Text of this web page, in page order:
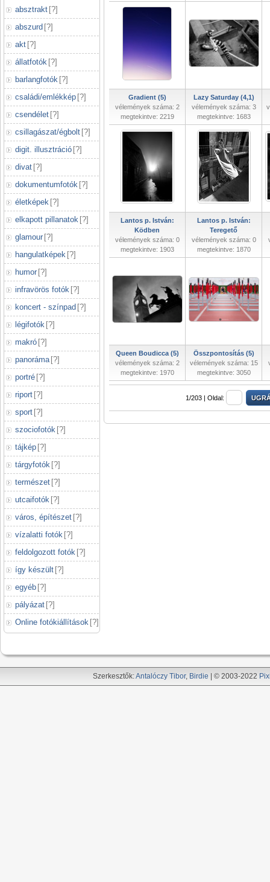
absztrakt [?]
abszurd [?]
akt [?]
állatfotók [?]
barlangfotók [?]
családi/emlékkép [?]
csendélet [?]
csillagászat/égbolt [?]
digit. illusztráció [?]
divat [?]
dokumentumfotók [?]
életképek [?]
elkapott pillanatok [?]
glamour [?]
hangulatképek [?]
humor [?]
infravörös fotók [?]
koncert - színpad [?]
légifotók [?]
makró [?]
panoráma [?]
portré [?]
riport [?]
sport [?]
szociofotók [?]
tájkép [?]
tárgyfotók [?]
természet [?]
utcaifotók [?]
város, építészet [?]
vízalatti fotók [?]
feldolgozott fotók [?]
így készült [?]
egyéb [?]
pályázat [?]
Online fotókiállítások [?]
Gradient (5)
vélemények száma: 2
megtekintve: 2219
Lazy Saturday (4,1)
vélemények száma: 3
megtekintve: 1683
Lantos p. István:
Ködben
vélemények száma: 0
megtekintve: 1903
Lantos p. István:
Teregető
vélemények száma: 0
megtekintve: 1870
Queen Boudicca (5)
vélemények száma: 2
megtekintve: 1970
Összpontosítás (5)
vélemények száma: 15
megtekintve: 3050
1/203 | Oldal:
Szerkesztők:Antalóczy Tibor, Birdie | © 2003-2022